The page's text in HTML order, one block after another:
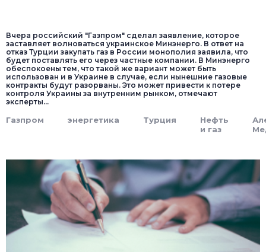
Вчера российский "Газпром" сделал заявление, которое
заставляет волноваться украинское Минэнерго. В ответ на
отказ Турции закупать газ в России монополия заявила, что
будет поставлять его через частные компании. В Минэнерго
обеспокоены тем, что такой же вариант может быть
использован и в Украине в случае, если нынешние газовые
контракты будут разорваны. Это может привести к потере
контроля Украины за внутренним рынком, отмечают
эксперты...
Газпром энергетика Турция
Нефть
и газ